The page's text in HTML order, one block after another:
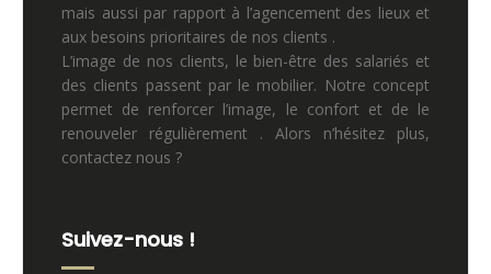
mais aussi par rapport à l’agencement des lieux et
aux besoins prioritaires de nos clients .
L’image de nos clients, le bien-être des salariés et
des clients passent par le mobilier. Notre concept
permet de renforcer l’image, le confort et de le
renouveler régulièrement . Alors n’hésitez plus,
contactez nous ?
Suivez-nous !